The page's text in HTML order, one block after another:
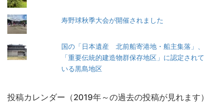
寿野球秋季大会が開催されました
国の「日本遺産 北前船寄港地・船主集落」、
「重要伝統的建造物群保存地区」に認定されて
いる黒島地区
投稿カレンダー（2019年～の過去の投稿が見れます）